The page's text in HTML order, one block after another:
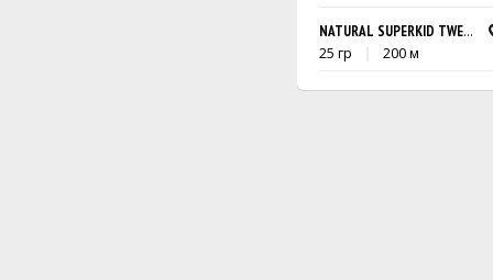
NATURAL SUPERKID TWEED
25 гр 200 м